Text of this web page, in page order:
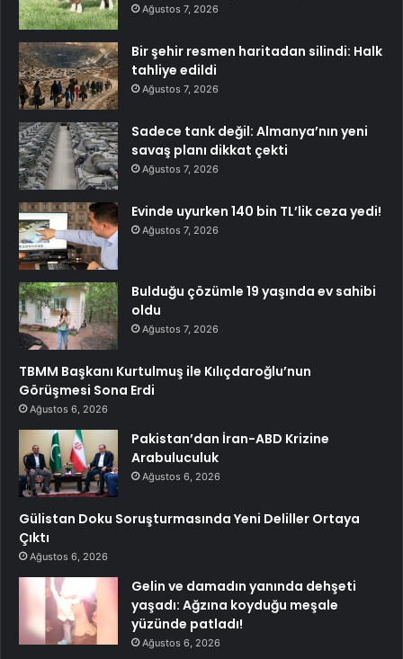
Ağustos 7, 2026
Bir şehir resmen haritadan silindi: Halk
tahliye edildi
Ağustos 7, 2026
Sadece tank değil: Almanya’nın yeni
savaş planı dikkat çekti
Ağustos 7, 2026
Evinde uyurken 140 bin TL’lik ceza yedi!
Ağustos 7, 2026
Bulduğu çözümle 19 yaşında ev sahibi
oldu
Ağustos 7, 2026
TBMM Başkanı Kurtulmuş ile Kılıçdaroğlu’nun
Görüşmesi Sona Erdi
Ağustos 6, 2026
Pakistan’dan İran-ABD Krizine
Arabuluculuk
Ağustos 6, 2026
Gülistan Doku Soruşturmasında Yeni Deliller Ortaya
Çıktı
Ağustos 6, 2026
Gelin ve damadın yanında dehşeti
yaşadı: Ağzına koyduğu meşale
yüzünde patladı!
Ağustos 6, 2026